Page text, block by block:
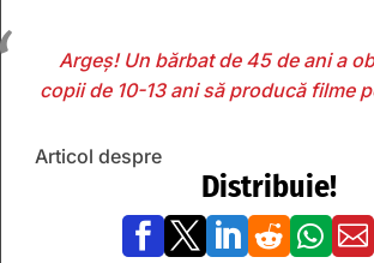
Argeș! Un bărbat de 45 de ani a
copii de 10-13 ani să producă filme
Articol despre
Distribuie!
     